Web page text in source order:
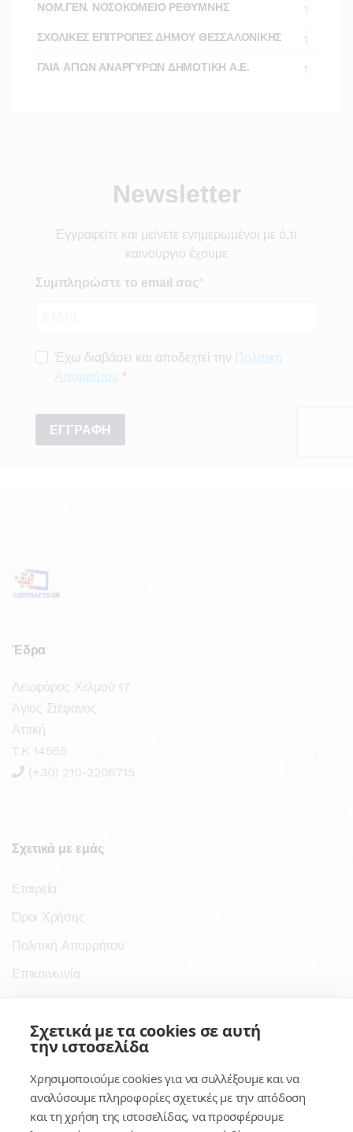
ΝΟΜ.ΓΕΝ. ΝΟΣΟΚΟΜΕΙΟ ΡΕΘΥΜΝΗΣ 1
ΣΧΟΛΙΚΕΣ ΕΠΙΤΡΟΠΕΣ ΔΗΜΟΥ ΘΕΣΣΑΛΟΝΙΚΗΣ 1
ΓΑΙΑ ΑΓΙΩΝ ΑΝΑΡΓΥΡΩΝ ΔΗΜΟΤΙΚΗ Α.Ε. 1
Έδρα
Λεωφόρος Χελμού 17
Άγιος Στέφανος
Αττική
T.K 14565
(+30) 210-2206715
Σχετικά με εμάς
Εταιρεία
Όροι Χρήσης
Πολιτική Απορρήτου
Επικοινωνία
Σύνδεσμοι
Κέντρο Γνώσης
Πλατφόρμα
Σχετικά με τα cookies σε αυτή
την ιστοσελίδα
Χρησιμοποιούμε cookies για να συλλέξουμε και να
αναλύσουμε πληροφορίες σχετικές με την απόδοση
και τη χρήση της ιστοσελίδας, να προσφέρουμε